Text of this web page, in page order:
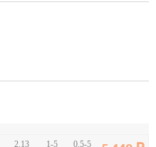
2.13 1-5 0.5-5